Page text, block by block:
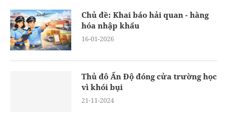
Chủ đề: Khai báo hải quan - hàng
hóa nhập khẩu
16-01-2026
Thủ đô Ấn Độ đóng cửa trường học
vì khói bụi
21-11-2024